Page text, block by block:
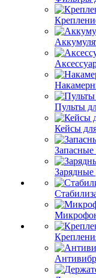
Пульты
Кейсы
Запасные
Зарядные